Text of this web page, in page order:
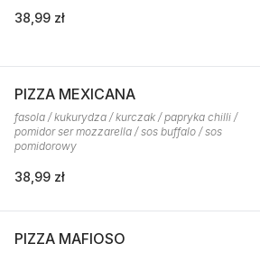
38,99 zł
PIZZA MEXICANA
fasola / kukurydza / kurczak / papryka chilli /
pomidor ser mozzarella / sos buffalo / sos
pomidorowy
38,99 zł
PIZZA MAFIOSO